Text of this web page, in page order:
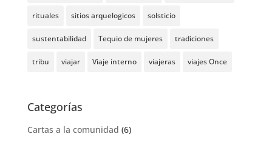
rituales sitios arquelogicos solsticio
sustentabilidad Tequio de mujeres tradiciones
tribu viajar Viaje interno viajeras viajes Once
Categorías
Cartas a la comunidad (6)